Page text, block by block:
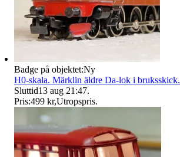
Badge på objektet:Ny
H0-skala. Märklin äldre Da-lok i bruksskick.
Sluttid13 aug 21:47.
Pris:499 kr,Utropspris.